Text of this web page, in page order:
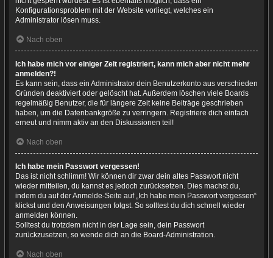
Konfigurationsproblem mit der Website vorliegt, welches ein
Administrator lösen muss.
Nach oben
Ich habe mich vor einiger Zeit registriert, kann mich aber nicht mehr
anmelden?!
Es kann sein, dass ein Administrator dein Benutzerkonto aus verschieden
Gründen deaktiviert oder gelöscht hat. Außerdem löschen viele Boards
regelmäßig Benutzer, die für längere Zeit keine Beiträge geschrieben
haben, um die Datenbankgröße zu verringern. Registriere dich einfach
erneut und nimm aktiv an den Diskussionen teil!
Nach oben
Ich habe mein Passwort vergessen!
Das ist nicht schlimm! Wir können dir zwar dein altes Passwort nicht
wieder mitteilen, du kannst es jedoch zurücksetzen. Dies machst du,
indem du auf der Anmelde-Seite auf „Ich habe mein Passwort vergessen“
klickst und den Anweisungen folgst. So solltest du dich schnell wieder
anmelden können.
Solltest du trotzdem nicht in der Lage sein, dein Passwort
zurückzusetzen, so wende dich an die Board-Administration.
Nach oben